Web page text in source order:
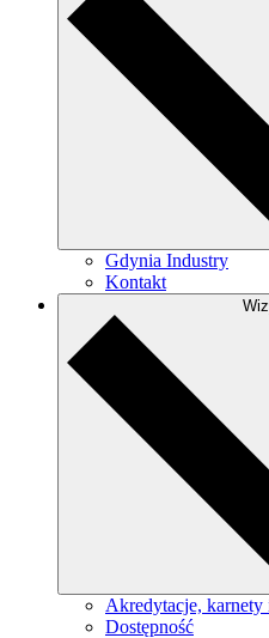
Gdynia Industry
Kontakt
Akredytacje,
Dostępność